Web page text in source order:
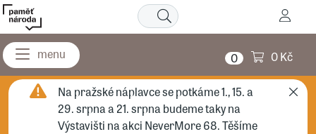
0 0 Kč
Na pražské náplavce se potkáme 1., 15. a
29. srpna a 21. srpna budeme taky na
Výstavišti na akci NeverMore 68. Těšíme